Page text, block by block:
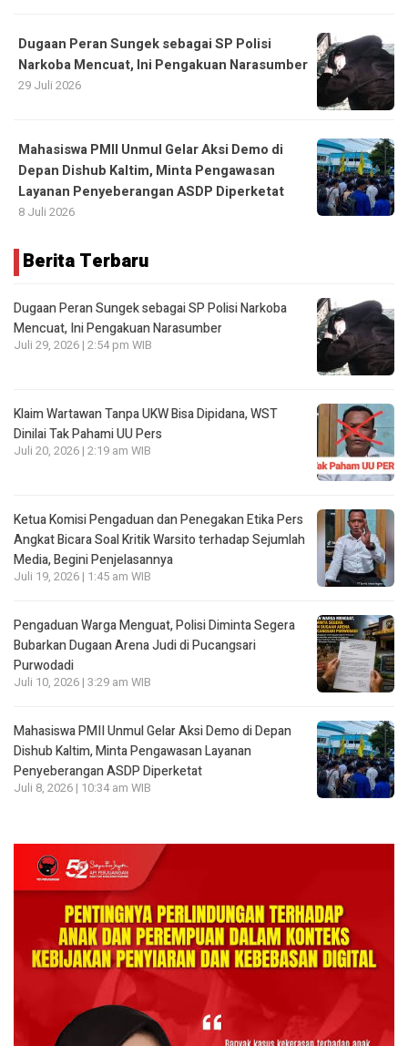
Dugaan Peran Sungek sebagai SP Polisi
Narkoba Mencuat, Ini Pengakuan Narasumber
29 Juli 2026
Mahasiswa PMII Unmul Gelar Aksi Demo di
Depan Dishub Kaltim, Minta Pengawasan
Layanan Penyeberangan ASDP Diperketat
8 Juli 2026
Berita Terbaru
Dugaan Peran Sungek sebagai SP Polisi Narkoba
Mencuat, Ini Pengakuan Narasumber
Juli 29, 2026 | 2:54 pm WIB
Klaim Wartawan Tanpa UKW Bisa Dipidana, WST
Dinilai Tak Pahami UU Pers
Juli 20, 2026 | 2:19 am WIB
Ketua Komisi Pengaduan dan Penegakan Etika Pers
Angkat Bicara Soal Kritik Warsito terhadap Sejumlah
Media, Begini Penjelasannya
Juli 19, 2026 | 1:45 am WIB
Pengaduan Warga Menguat, Polisi Diminta Segera
Bubarkan Dugaan Arena Judi di Pucangsari
Purwodadi
Juli 10, 2026 | 3:29 am WIB
Mahasiswa PMII Unmul Gelar Aksi Demo di Depan
Dishub Kaltim, Minta Pengawasan Layanan
Penyeberangan ASDP Diperketat
Juli 8, 2026 | 10:34 am WIB